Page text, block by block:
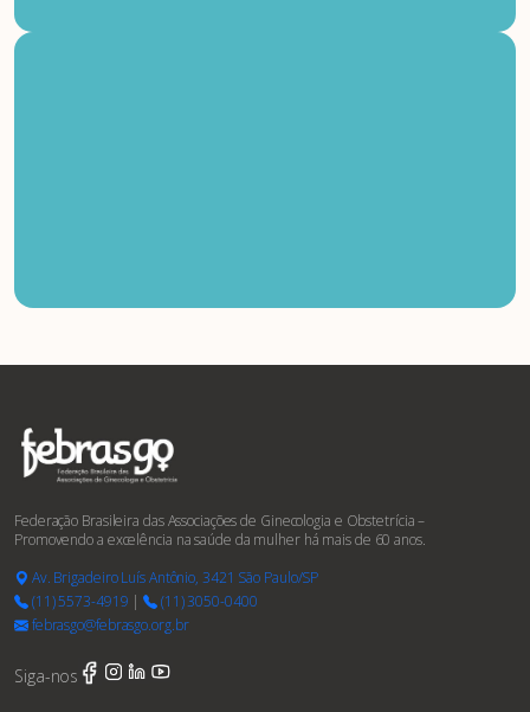
Federação Brasileira das Associações de Ginecologia e Obstetrícia –
Promovendo a excelência na saúde da mulher há mais de 60 anos.
Av. Brigadeiro Luís Antônio, 3421 São Paulo/SP
(11) 5573-4919 |
(11) 3050-0400
febrasgo@febrasgo.org.br
Siga-nos